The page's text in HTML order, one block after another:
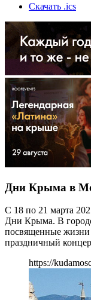
Скачать .ics
Дни Крыма в
С 18 по 21 марта
Дни Крыма. В
посвященные
праздничный
https://